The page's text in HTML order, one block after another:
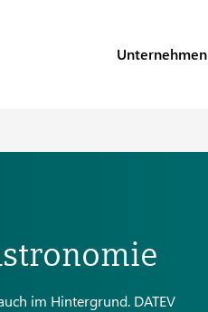
Unternehmen
im Hintergrund. DATEV